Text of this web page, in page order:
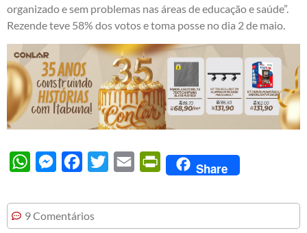
organizado e sem problemas nas áreas de educação e saúde”.
Rezende teve 58% dos votos e toma posse no dia 2 de maio.
WhatsAppMessengerFacebook
Twitter Email PrintFriendly
Share
9 Comentários